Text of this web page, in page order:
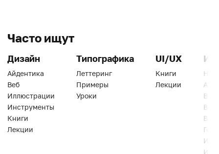
Часто ищут
Дизайн
Айдентика
Веб
Иллюстрации
Инструменты
Книги
Лекции
Типографика
Леттеринг
Примеры
Уроки
UI/UX
Книги
Лекции
Веб